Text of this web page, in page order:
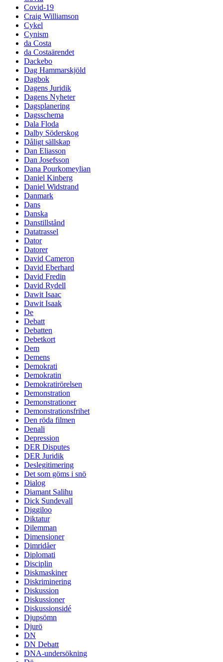
Covid-19
Craig Williamson
Cykel
Cynism
da Costa
da Costaärendet
Dackebo
Dag Hammarskjöld
Dagbok
Dagens Juridik
Dagens Nyheter
Dagsplanering
Dagsschema
Dala Floda
Dalby Söderskog
Dåligt sällskap
Dan Eliasson
Dan Josefsson
Dana Pourkomeylian
Daniel Kinberg
Daniel Widstrand
Danmark
Dans
Danska
Danstillstånd
Datatrassel
Dator
Datorer
David Cameron
David Eberhard
David Fredin
David Rydell
Dawit Isaac
Dawit Isaak
De
Debatt
Debatten
Debetkort
Dem
Demens
Demokrati
Demokratin
Demokratirörelsen
Demonstration
Demonstrationer
Demonstrationsfrihet
Den röda filmen
Denali
Depression
DER Disputes
DER Juridik
Deslegitimering
Det som göms i snö
Dialog
Diamant Salihu
Dick Sundevall
Diggiloo
Diktatur
Dilemman
Dimensioner
Dimridåer
Diplomati
Disciplin
Diskmaskiner
Diskriminering
Diskussion
Diskussioner
Diskussionsidé
Djupsömn
Djurö
DN
DN Debatt
DNA-undersökning